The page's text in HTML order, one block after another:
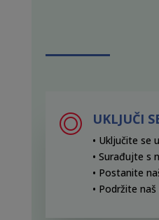
UKLJUČI
• Uključite se
• Surađujte s
• Postanite
• Podržite naš